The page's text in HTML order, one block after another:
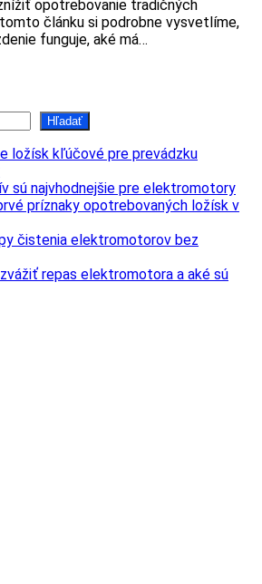
opotrebovanie tradičných
článku si podrobne vysvetlíme,
funguje, aké má…
Hľadať
ložísk kľúčové pre prevádzku
sú najvhodnejšie pre elektromotory
príznaky opotrebovaných ložísk v
čistenia elektromotorov bez
repas elektromotora a aké sú